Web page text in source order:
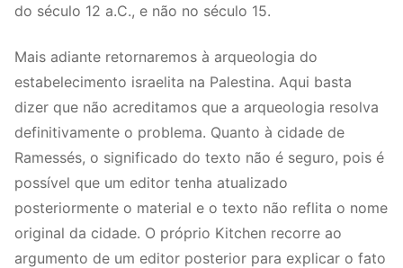
do século 12 a.C., e não no século 15.
Mais adiante retornaremos à arqueologia do
estabelecimento israelita na Palestina. Aqui basta
dizer que não acreditamos que a arqueologia resolva
definitivamente o problema. Quanto à cidade de
Ramessés, o significado do texto não é seguro, pois é
possível que um editor tenha atualizado
posteriormente o material e o texto não reflita o nome
original da cidade. O próprio Kitchen recorre ao
argumento de um editor posterior para explicar o fato